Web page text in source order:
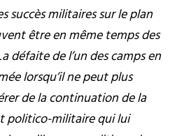
succès militaires sur le plan
être en même temps des
défaite de l’un des camps en
lorsqu’il ne peut plus
de la continuation de la
politico-militaire qui lui